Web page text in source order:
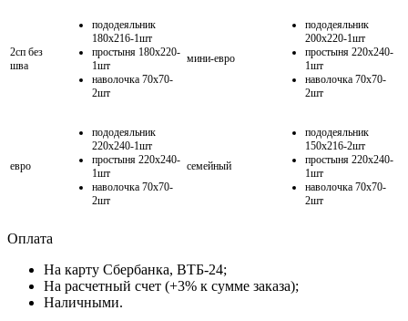
2сп без
шва
пододеяльник
180х216-1шт
простыня 180х220-
1шт
наволочка 70х70-
2шт
мини-евро
пододеяльник
200х220-1шт
простыня 220х240-
1шт
наволочка 70х70-
2шт
евро
пододеяльник
220х240-1шт
простыня 220х240-
1шт
наволочка 70х70-
2шт
семейный
пододеяльник
150х216-2шт
простыня 220х240-
1шт
наволочка 70х70-
2шт
Оплата
На карту Сбербанка, ВТБ-24;
На расчетный счет (+3% к сумме заказа);
Наличными.